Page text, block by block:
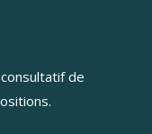
de